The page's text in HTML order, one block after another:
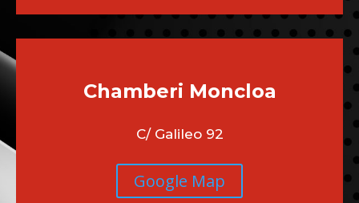
Chamberi Moncloa
C/ Galileo 92
Google Map